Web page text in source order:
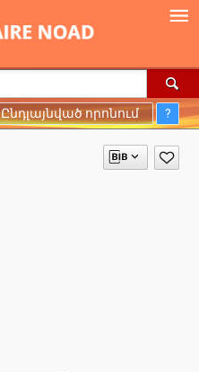
Ընդլայնված որոնում ?